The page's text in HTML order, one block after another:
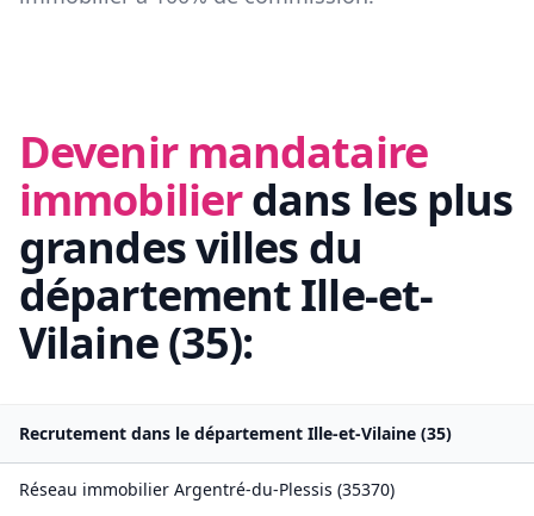
Devenir mandataire
immobilierdans les plus
grandes villes du
départementIlle-et-
Vilaine(35):
Recrutement dans le département Ille-et-Vilaine (35)
Réseau immobilier Argentré-du-Plessis (35370)